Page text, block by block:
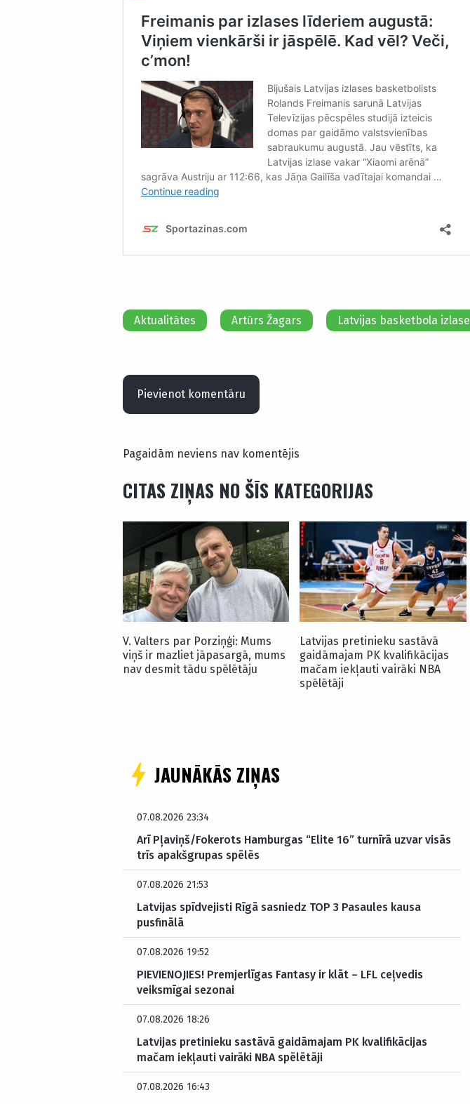
Aktualitātes Artūrs Žagars Latvijas basketbola izlase
Pievienot komentāru
Pagaidām neviens nav komentējis
CITAS ZIŅAS NO ŠĪS KATEGORIJAS
V. Valters par Porziņģi: Mums
viņš ir mazliet jāpasargā, mums
nav desmit tādu spēlētāju
Latvijas pretinieku sastāvā
gaidāmajam PK kvalifikācijas
mačam iekļauti vairāki NBA
spēlētāji
JAUNĀKĀS ZIŅAS
07.08.2026 23:34
Arī Pļaviņš/Fokerots Hamburgas “Elite 16” turnīrā uzvar visās
trīs apakšgrupas spēlēs
07.08.2026 21:53
Latvijas spīdvejisti Rīgā sasniedz TOP 3 Pasaules kausa
pusfinālā
07.08.2026 19:52
PIEVIENOJIES! Premjerlīgas Fantasy ir klāt – LFL ceļvedis
veiksmīgai sezonai
07.08.2026 18:26
Latvijas pretinieku sastāvā gaidāmajam PK kvalifikācijas
mačam iekļauti vairāki NBA spēlētāji
07.08.2026 16:43